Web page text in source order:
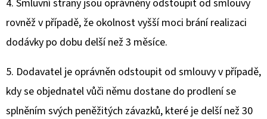
4. Smluvní strany jsou oprávněny odstoupit od smlouvy
rovněž v případě, že okolnost vyšší moci brání realizaci
dodávky po dobu delší než 3 měsíce.
5. Dodavatel je oprávněn odstoupit od smlouvy v případě,
kdy se objednatel vůči němu dostane do prodlení se
splněním svých peněžitých závazků, které je delší než 30